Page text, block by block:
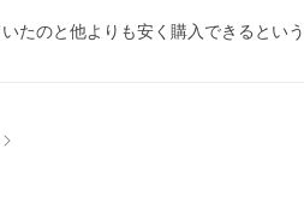
たのと他よりも安く購入できるとい